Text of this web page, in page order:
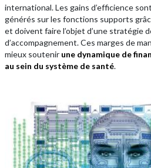
international. Les gains d’efficience
générés sur les fonctions supports
et doivent faire l’objet d’une stratégie
d’accompagnement. Ces marges de
mieux soutenirune dynamique de
au sein du système de santé.